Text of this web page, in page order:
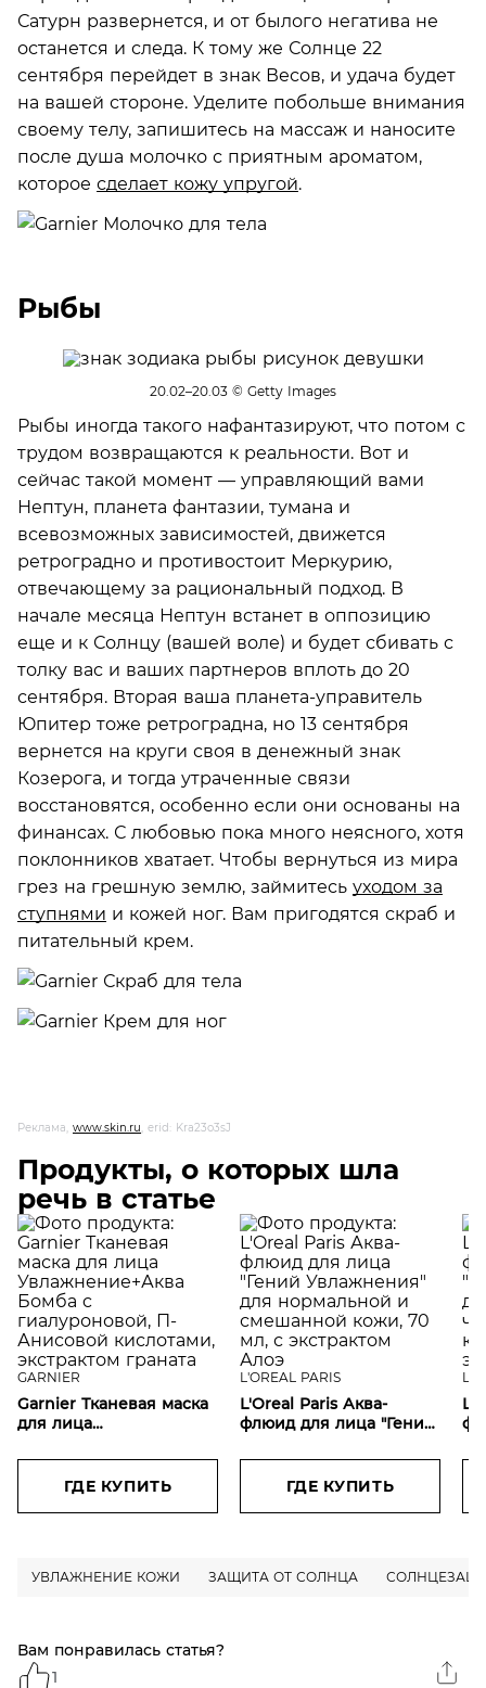
Сатурн развернется, и от былого негатива не
останется и следа. К тому же Солнце 22
сентября перейдет в знак Весов, и удача будет
на вашей стороне. Уделите побольше внимания
своему телу, запишитесь на массаж и наносите
после душа молочко с приятным ароматом,
которое сделает кожу упругой.
Рыбы
20.02–20.03 © Getty Images
Рыбы иногда такого нафантазируют, что потом с
трудом возвращаются к реальности. Вот и
сейчас такой момент — управляющий вами
Нептун, планета фантазии, тумана и
всевозможных зависимостей, движется
ретроградно и противостоит Меркурию,
отвечающему за рациональный подход. В
начале месяца Нептун встанет в оппозицию
еще и к Солнцу (вашей воле) и будет сбивать с
толку вас и ваших партнеров вплоть до 20
сентября. Вторая ваша планета-управитель
Юпитер тоже ретроградна, но 13 сентября
вернется на круги своя в денежный знак
Козерога, и тогда утраченные связи
восстановятся, особенно если они основаны на
финансах. С любовью пока много неясного, хотя
поклонников хватает. Чтобы вернуться из мира
грез на грешную землю, займитесь уходом за
ступнями и кожей ног. Вам пригодятся скраб и
питательный крем.
Реклама, www.skin.ru, erid: Kra23o3sJ
Продукты, о которых шла
речь в статье
GARNIER
Garnier Тканевая маска
для лица
Бомба c гиалуроновой,
П-Анисовой кислотами,
экстрактом граната
ГДЕ КУПИТЬ
L'OREAL PARIS
L'Oreal Paris Аква-
флюид для лица "Гений
нормальной и
смешанной кожи, 70
мл, с экстрактом Алоэ
ГДЕ КУПИТЬ
и
УВЛАЖНЕНИЕ КОЖИ ЗАЩИТА ОТ СОЛНЦА
Вам понравилась статья?
1